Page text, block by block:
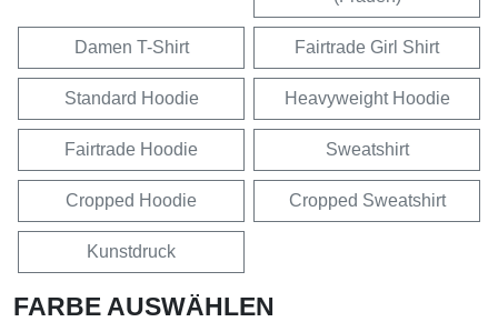
Damen T-Shirt Fairtrade Girl Shirt
Standard Hoodie Heavyweight Hoodie
Fairtrade Hoodie Sweatshirt
Cropped Hoodie Cropped Sweatshirt
Kunstdruck
FARBE AUSWÄHLEN